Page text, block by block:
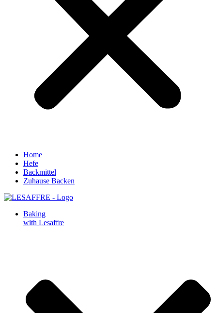
Home
Hefe
Backmittel
Zuhause Backen
Baking
with Lesaffre